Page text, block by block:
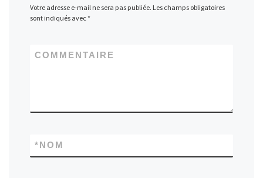
Votre adresse e-mail ne sera pas publiée. Les champs obligatoires
sont indiqués avec*
COMMENTAIRE
NOM
*